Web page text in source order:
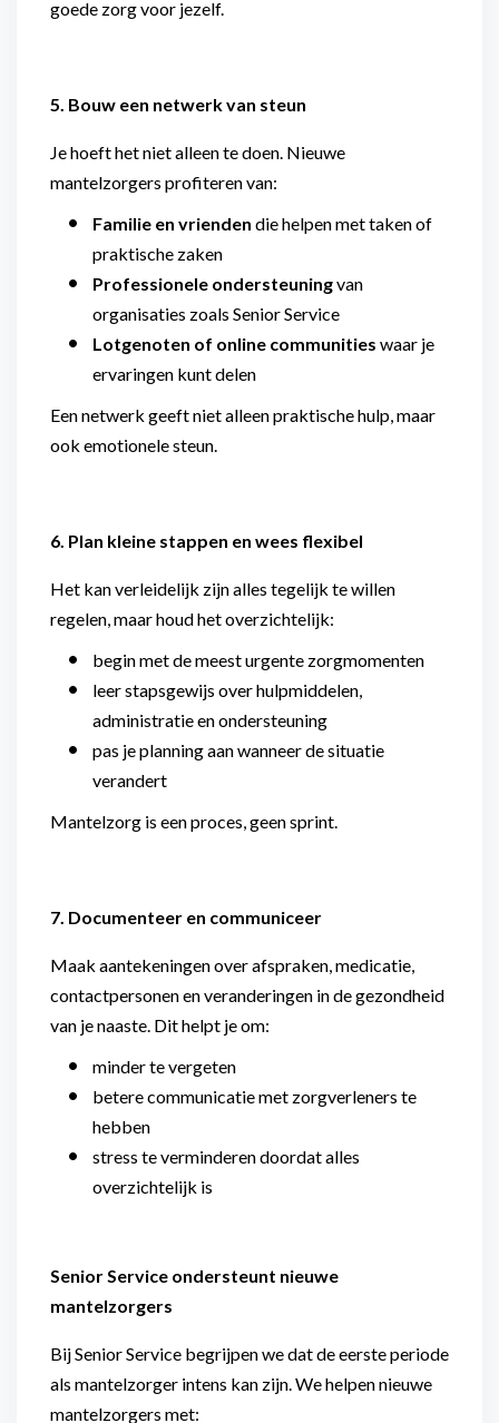
goede zorg voor jezelf.
5. Bouw een netwerk van steun
Je hoeft het niet alleen te doen. Nieuwe
mantelzorgers profiteren van:
Familie en vrienden die helpen met taken of
praktische zaken
Professionele ondersteuningvan
organisaties zoals Senior Service
Lotgenoten of online communities waar je
ervaringen kunt delen
Een netwerk geeft niet alleen praktische hulp, maar
ook emotionele steun.
6. Plan kleine stappen en wees flexibel
Het kan verleidelijk zijn alles tegelijk te willen
regelen, maar houd het overzichtelijk:
begin met de meest urgente zorgmomenten
leer stapsgewijs over hulpmiddelen,
administratie en ondersteuning
pas je planning aan wanneer de situatie
verandert
Mantelzorg is een proces, geen sprint.
7. Documenteer en communiceer
Maak aantekeningen over afspraken, medicatie,
contactpersonen en veranderingen in de gezondheid
van je naaste. Dit helpt je om:
minder te vergeten
betere communicatie met zorgverleners te
hebben
stress te verminderen doordat alles
overzichtelijk is
Senior Service ondersteunt nieuwe
mantelzorgers
Bij Senior Service begrijpen we dat de eerste periode
als mantelzorger intens kan zijn. We helpen nieuwe
mantelzorgers met: